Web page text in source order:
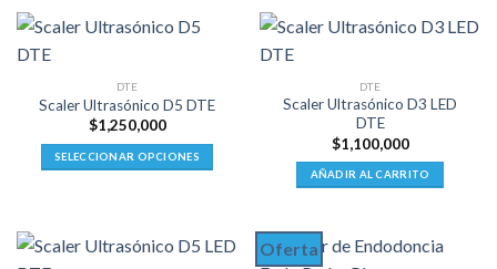
$2,400,000
tiene
Las
opciones
se
pueden
página
Las
pueden
elegir
en
la
página
producto
DTE
Scaler Ultrasónico D5 DTE
$1,250,000
SELECCIONAR OPCIONES
múltiples
DTE
Scaler Ultrasónico D3 LED
DTE
$1,100,000
AÑADIR AL CARRITO
Oferta